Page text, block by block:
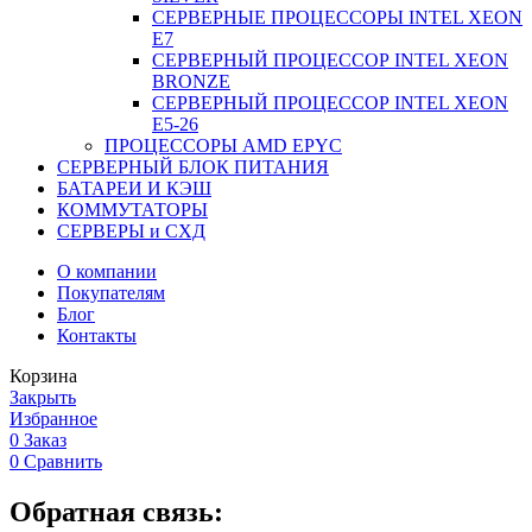
СЕРВЕРНЫЕ ПРОЦЕССОРЫ INTEL XEON
Е7
СЕРВЕРНЫЙ ПРОЦЕССОР INTEL XEON
BRONZE
СЕРВЕРНЫЙ ПРОЦЕССОР INTEL XEON
Е5-26
ПРОЦЕССОРЫ AMD EPYC
СЕРВЕРНЫЙ БЛОК ПИТАНИЯ
БАТАРЕИ И КЭШ
КОММУТАТОРЫ
СЕРВЕРЫ и СХД
О компании
Покупателям
Блог
Контакты
Корзина
Закрыть
Избранное
0 Заказ
0 Сравнить
Обратная связь: